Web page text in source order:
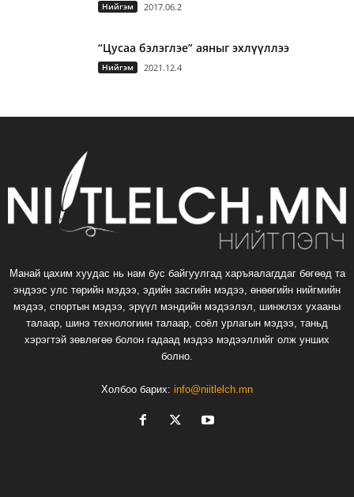
Нийгэм 2017.06.2
“Цусаа бэлэглэе” аяныг эхлүүллээ
Нийгэм 2021.12.4
Манай цахим хуудас нь нам бус байгуулгад харъяалагддаг бөгөөд та
эндээс улс төрийн мэдээ, эдийн засгийн мэдээ, өнөөгийн нийгмийн
мэдээ, спортын мэдээ, эрүүл мэндийн мэдээлэл, шинжлэх ухааны
талаар, шинэ технологиин талаар, соёл урлагын мэдээ, таньд
хэрэгтэй зөвлөгөө болон гадаад мэдээ мэдээллийг олж унших
болно.
Холбоо барих: info@niitlelch.mn